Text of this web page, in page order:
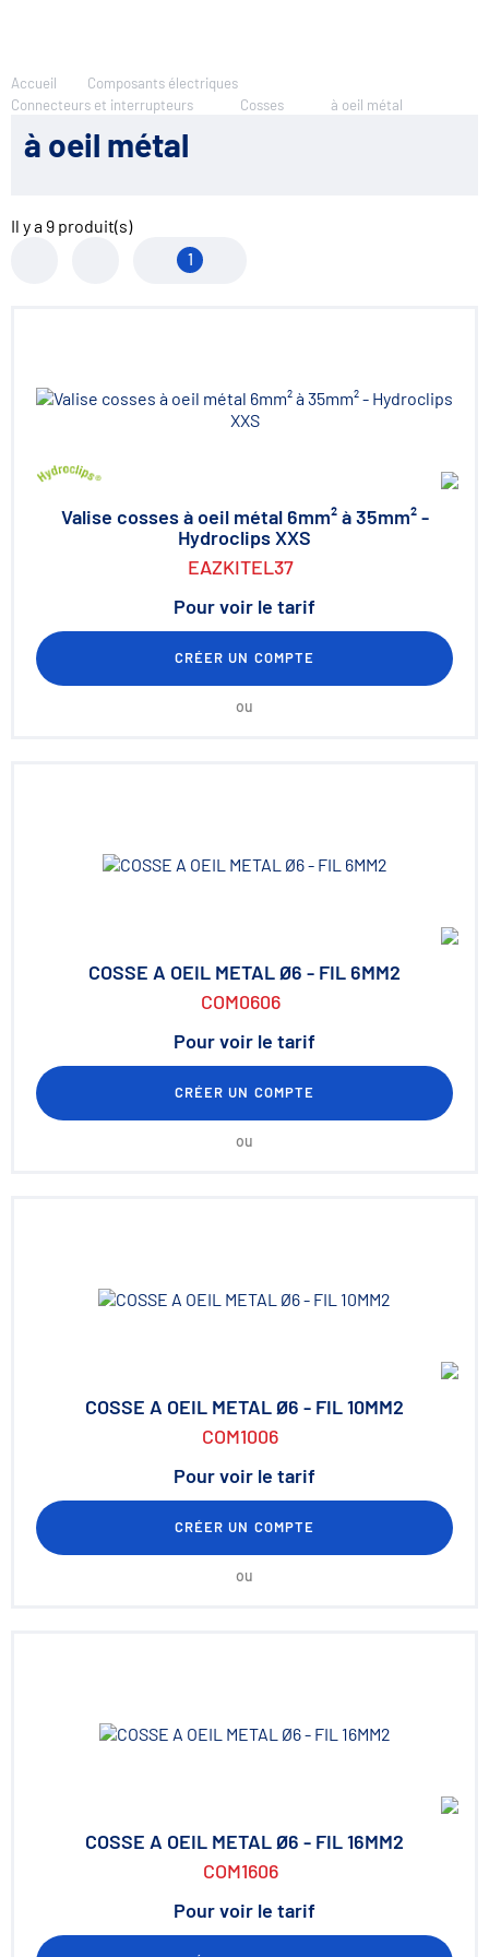
Accueil
Composants électriques
Connecteurs et interrupteurs
Cosses à oeil métal
à oeil métal
Il y a 9 produit(s)
1
Valise cosses à oeil métal 6mm² à 35mm² -
Hydroclips XXS
EAZKITEL37
Pour voir le tarif
CRÉER UN COMPTE
ou
COSSE A OEIL METAL Ø6 - FIL 6MM2
COM0606
Pour voir le tarif
CRÉER UN COMPTE
ou
COSSE A OEIL METAL Ø6 - FIL 10MM2
COM1006
Pour voir le tarif
CRÉER UN COMPTE
ou
COSSE A OEIL METAL Ø6 - FIL 16MM2
COM1606
Pour voir le tarif